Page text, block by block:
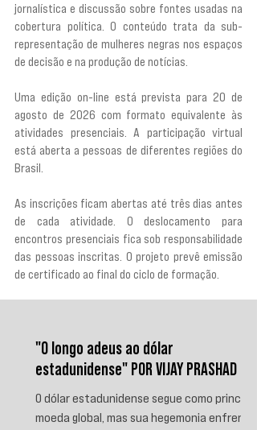
jornalística e discussão sobre fontes usadas na
cobertura política. O conteúdo trata da sub-
representação de mulheres negras nos espaços
de decisão e na produção de notícias.
Uma edição on-line está prevista para 20 de
agosto de 2026 com formato equivalente às
atividades presenciais. A participação virtual
está aberta a pessoas de diferentes regiões do
Brasil.
As inscrições ficam abertas até três dias antes
de cada atividade. O deslocamento para
encontros presenciais fica sob responsabilidade
das pessoas inscritas. O projeto prevê emissão
de certificado ao final do ciclo de formação.
"O longo adeus ao dólar
estadunidense" POR VIJAY PRASHAD
O dólar estadunidense segue como principal
moeda global, mas sua hegemonia enfrenta